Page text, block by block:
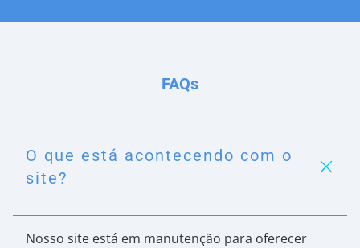
FAQs
O que está acontecendo com o
site?
Nosso site está em manutenção para oferecer